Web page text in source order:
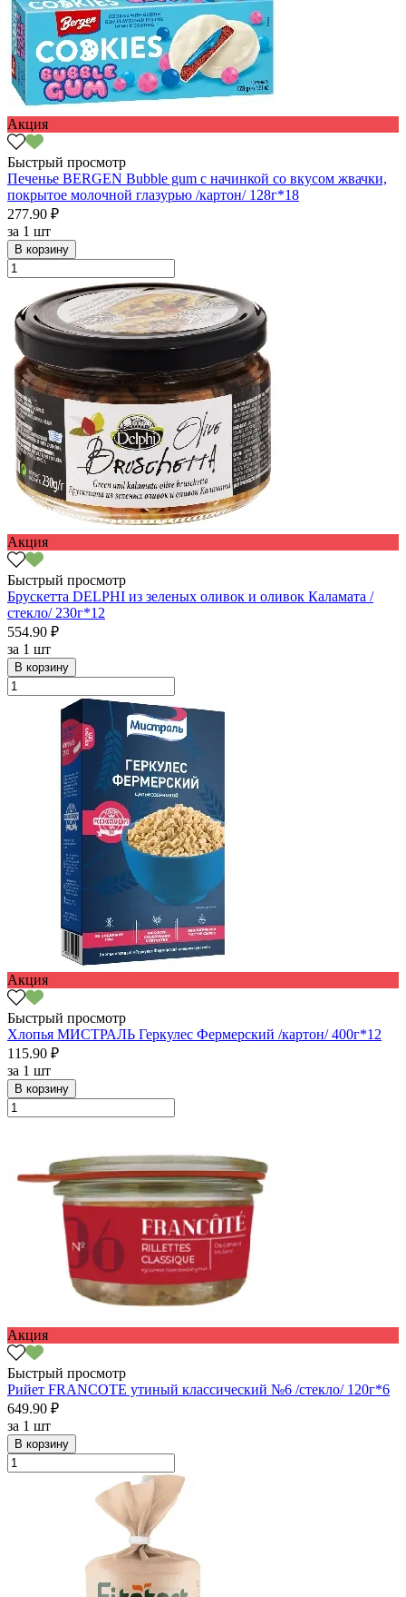
Акция
Быстрый просмотр
Печенье BERGEN Bubble gum с начинкой со вкусом жвачки,
покрытое молочной глазурью /картон/ 128г*18
277.90 ₽
за 1 шт
В корзину
Акция
Быстрый просмотр
Брускетта DELPHI из зеленых оливок и оливок Каламата /
стекло/ 230г*12
554.90 ₽
за 1 шт
В корзину
Акция
Быстрый просмотр
Хлопья МИСТРАЛЬ Геркулес Фермерский /картон/ 400г*12
115.90 ₽
за 1 шт
В корзину
Акция
Быстрый просмотр
Рийет FRANCOTE утиный классический №6 /стекло/ 120г*6
649.90 ₽
за 1 шт
В корзину